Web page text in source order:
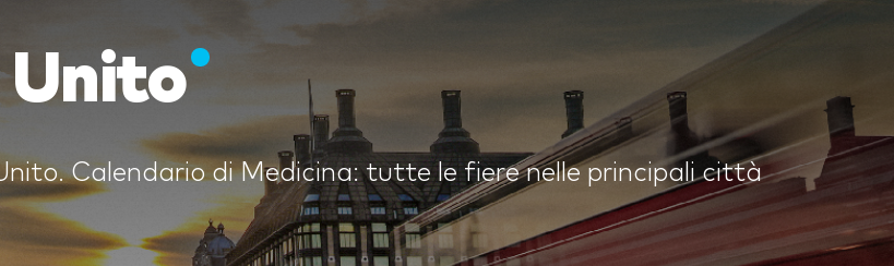
Unito
Calendario di Medicina: tutte le fiere nelle principali città